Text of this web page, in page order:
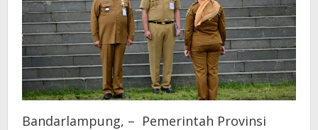
Bandarlampung, – Pemerintah Provinsi